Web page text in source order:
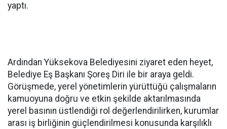
yaptı.
Ardından Yüksekova Belediyesini ziyaret eden heyet,
Belediye Eş Başkanı Şoreş Diri ile bir araya geldi.
Görüşmede, yerel yönetimlerin yürüttüğü çalışmaların
kamuoyuna doğru ve etkin şekilde aktarılmasında
yerel basının üstlendiği rol değerlendirilirken, kurumlar
arası iş birliğinin güçlendirilmesi konusunda karşılıklı